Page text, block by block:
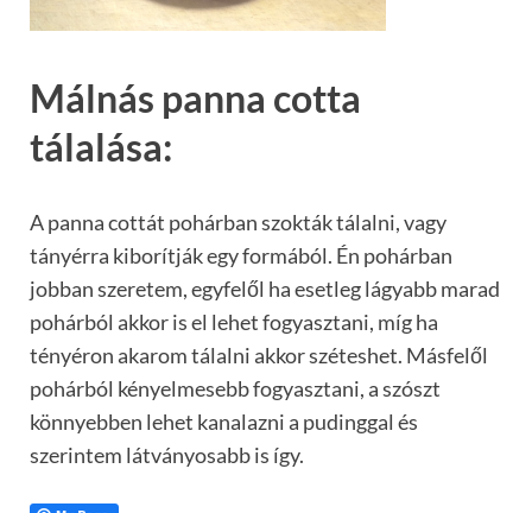
Málnás panna cotta
tálalása:
A panna cottát pohárban szokták tálalni, vagy
tányérra kiborítják egy formából. Én pohárban
jobban szeretem, egyfelől ha esetleg lágyabb marad
pohárból akkor is el lehet fogyasztani, míg ha
tényéron akarom tálalni akkor széteshet. Másfelől
pohárból kényelmesebb fogyasztani, a szószt
könnyebben lehet kanalazni a pudinggal és
szerintem látványosabb is így.